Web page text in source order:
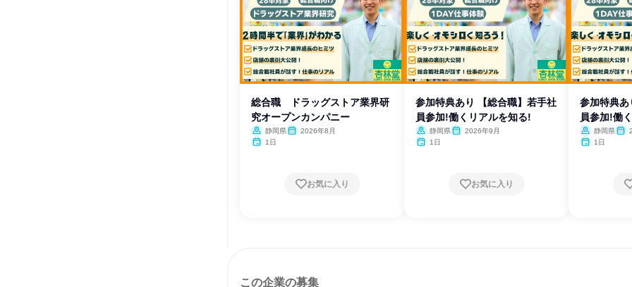
総合職 ドラッグストア業界研
究オープンカンパニー
静岡県
2026年8月
1日
お気に入り
参加特典あり 【総合職】若手社
員参加!働くリアルを知る!
静岡県
2026年9月
1日
お気に入り
参加特典あ
員参加!働
静岡県
1日
この企業の募集